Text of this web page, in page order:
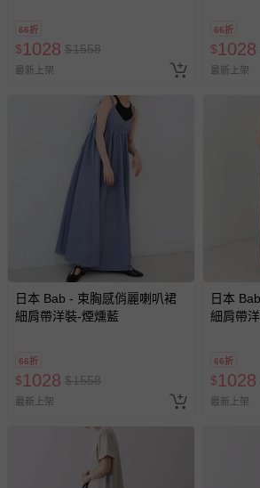
66折
$1028 $1558
最新上架
66折
$1028
最新上架
日本 Bab - 束胸感俏麗喇叭裙
細肩帶洋裝-煙燻藍
66折
$1028 $1558
最新上架
日本
細肩帶
66折
$1028
最新上架